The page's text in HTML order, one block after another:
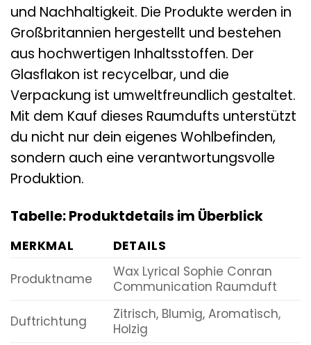
und Nachhaltigkeit. Die Produkte werden in
Großbritannien hergestellt und bestehen
aus hochwertigen Inhaltsstoffen. Der
Glasflakon ist recycelbar, und die
Verpackung ist umweltfreundlich gestaltet.
Mit dem Kauf dieses Raumdufts unterstützt
du nicht nur dein eigenes Wohlbefinden,
sondern auch eine verantwortungsvolle
Produktion.
Tabelle: Produktdetails im Überblick
MERKMAL
DETAILS
Produktname
Wax Lyrical Sophie Conran
Communication Raumduft
Duftrichtung
Zitrisch, Blumig, Aromatisch,
Holzig